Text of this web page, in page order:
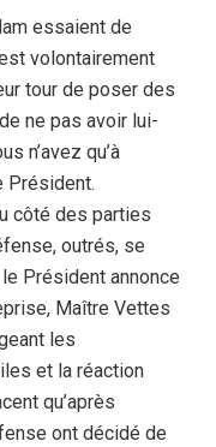
essaient de
volontairement
tour de poser des
ne pas avoir lui-
n’avez qu’à
Président.
côté des parties
outrés, se
Président annonce
Maître Vettes
les
et la réaction
qu’après
ont décidé de